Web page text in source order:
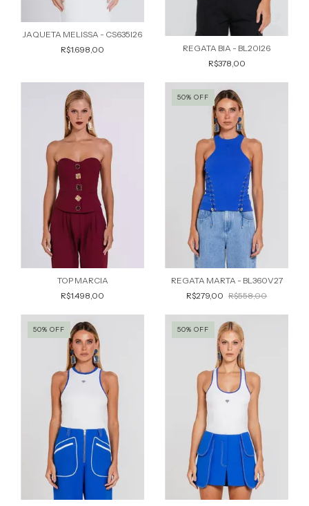
JAQUETA MELISSA - CS635I26
R$1.698,00
REGATA BIA - BL20I26
R$378,00
TOP MARCIA
R$1.498,00
50% OFF
REGATA MARTA - BL360V27
R$279,00 R$558,00
50% OFF 50% OFF